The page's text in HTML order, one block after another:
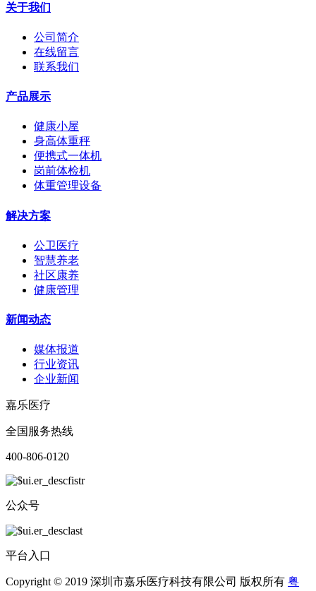
关于我们
公司简介
在线留言
联系我们
产品展示
健康小屋
身高体重秤
便携式一体机
岗前体检机
体重管理设备
解决方案
公卫医疗
智慧养老
社区康养
健康管理
新闻动态
媒体报道
行业资讯
企业新闻
嘉乐医疗
全国服务热线
400-806-0120
公众号
平台入口
Copyright © 2019 深圳市嘉乐医疗科技有限公司 版权所有 粤